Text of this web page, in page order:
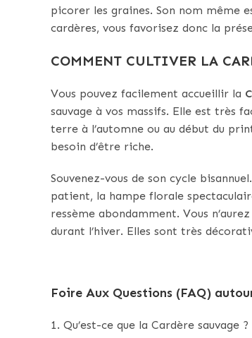
picorer les graines. Son nom même
cardères, vous favorisez donc la
COMMENT CULTIVER LA
Vous pouvez facilement accueillir la
sauvage à vos massifs. Elle est très
terre à l’automne ou au début du
besoin d’être riche.
Souvenez-vous de son cycle
patient, la hampe florale
ressème abondamment. Vous
durant l’hiver. Elles sont très
Foire Aux Questions (FAQ)
1. Qu’est-ce que la Cardère sauvage ?